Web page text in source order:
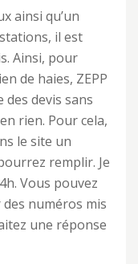
ainsi qu’un
il est
Ainsi, pour
de haies, ZEPP
des devis sans
rien. Pour cela,
le site un
remplir. Je
Vous pouvez
numéros mis
une réponse